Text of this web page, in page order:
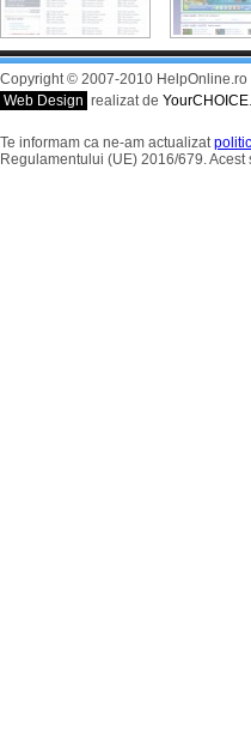
Copyright © 2007-2010 HelpOnline.ro
Web Design realizat de YourCHOICE
Te informam ca ne-am actualizat
Regulamentului (UE) 2016/679.